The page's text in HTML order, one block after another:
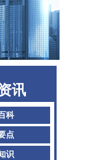
讯
科
点
识
焦镜
嘴
喷嘴